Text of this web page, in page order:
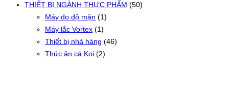
THIẾT BỊ NGÀNH THỰC PHẨM (50)
Máy đo độ mặn (1)
Máy lắc Vortex (1)
Thiết bị nhà hàng (46)
Thức ăn cá Koi (2)